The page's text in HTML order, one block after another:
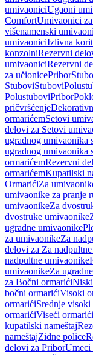
umivaoniciUgaoni
ComfortUmivaonici
višenamenski
umivaoniciIzlivna
konzolniRezervni
umivaoniciRezervni
za učionicePribor
StuboviStubovi
PolustuboviPribor
pričvršćenje
ormarićemSetovi
delovi za Setovi
ugradnog umivaonika
ugradnog umivaonika
ormarićemRezervni
ormarićemKupatilski
OrmarićiZa
umivaonike za pranje
umivaonikeZa
dvostruke umivaonike
ugradne umivaonike
za umivaonikeZa
delovi za Za
nadpultne umivaonike
umivaonikeZa
za Bočni ormarići
bočni ormarićiVisoki
ormarićiSrednje visoki
ormarićiViseći ormarići
kupatilski nameštaj
nameštajZidne police
delovi za PriborUmeci